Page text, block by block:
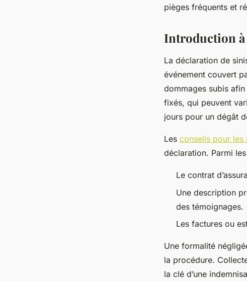
pièges fréquents et
Introduction
La déclaration de
événement couvert
dommages subis
fixés, qui peuvent
jours pour un dégât
Les conseils pour les
déclaration. Parmi
Le contrat
Une description
des témoignages.
Les factures ou
Une formalité
la procédure.
la clé d’une